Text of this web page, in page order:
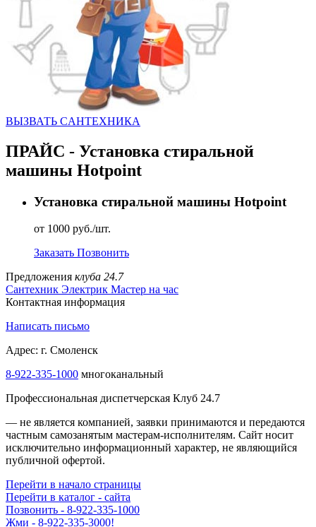
ВЫЗВАТЬ CАНТЕХНИКА
ПРАЙС - Установка стиральной
машины Hotpoint
Установка стиральной машины Hotpoint
от 1000 руб./шт.
Заказать Позвонить
Предложения клуба 24.7
Сантехник Электрик Мастер на час
Контактная информация
Написать письмо
Адрес: г. Смоленск
8-922-335-1000 многоканальный
Профессиональная диспетчерская Клуб 24.7
— не является компанией, заявки принимаются и передаются
частным самозанятым мастерам‑исполнителям. Сайт носит
исключительно информационный характер, не являющийся
публичной офертой.
Перейти в начало страницы
Перейти в каталог - сайта
Позвонить - 8-922-335-1000
Жми - 8-922-335-3000!